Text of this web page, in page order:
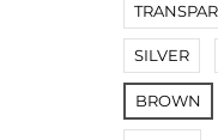
SILVER
BROWN